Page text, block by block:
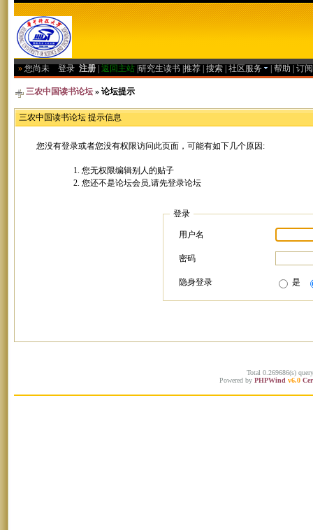
» 您尚未 登录 注册 返回主站 研究生读书 推荐 搜索 社区服务 帮助 订
三农中国读书论坛 » 论坛提示
三农中国读书论坛 提示信息
您没有登录或者您没有权限访问此页面，可能有如下几个原因:
您无权限编辑别人的贴子
您还不是论坛会员,请先登录论坛
登录
用户名
密码
隐身登录 是
Total 0.269686(s)
Powered by PHPWind v6.0